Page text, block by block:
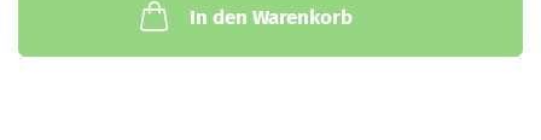
In den Warenkorb